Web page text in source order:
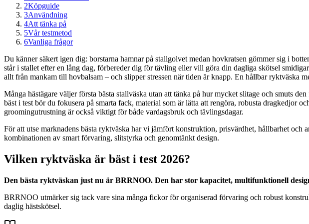
2Köpguide
3Användning
4Att tänka på
5Vår testmetod
6Vanliga frågor
Du känner säkert igen dig: borstarna hamnar på stallgolvet medan hovkratsen gömmer sig i
står i stallet efter en lång dag, förbereder dig för tävling eller vill göra din dagliga skötsel
allt från mankam till hovbalsam – och slipper stressen när tiden är knapp. En hållbar ryktväska
Många hästägare väljer första bästa stallväska utan att tänka på hur mycket slitage och smuts
bäst i test bör du fokusera på smarta fack, material som är lätta att rengöra, robusta dragkedjor
groomingutrustning är också viktigt för både vardagsbruk och tävlingsdagar.
För att utse marknadens bästa ryktväska har vi jämfört konstruktion, prisvärdhet, hållbarhet
kombinationen av smart förvaring, slitstyrka och genomtänkt design.
Vilken ryktväska är bäst i test 2026?
Den bästa ryktväskan just nu är BRRNOO. Den har stor kapacitet, multifunktionell
BRRNOO utmärker sig tack vare sina många fickor för organiserad förvaring och robust
daglig hästskötsel.